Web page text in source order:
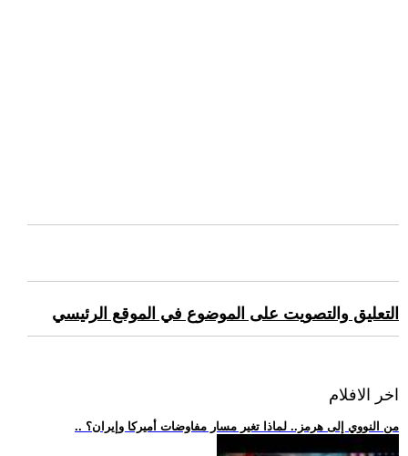
التعليق والتصويت على الموضوع في الموقع الرئيسي
اخر الافلام
.. من النووي إلى هرمز.. لماذا تغير مسار مفاوضات أميركا وإيران؟